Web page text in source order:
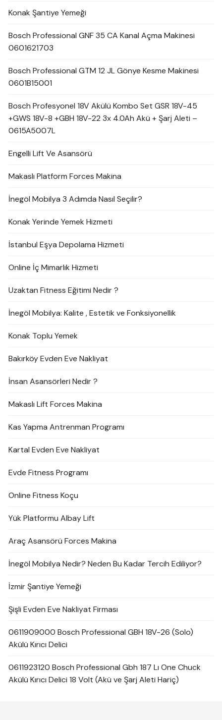
Konak Şantiye Yemeği
Bosch Professional GNF 35 CA Kanal Açma Makinesi
0601621703
Bosch Professional GTM 12 JL Gönye Kesme Makinesi
0601B15001
Bosch Profesyonel 18V Akülü Kombo Set GSR 18V-45
+GWS 18V-8 +GBH 18V-22 3x 4.0Ah Akü + Şarj Aleti –
0615A5007L
Engelli Lift Ve Asansörü
Makaslı Platform Forces Makina
İnegöl Mobilya 3 Adımda Nasıl Seçilir?
Konak Yerinde Yemek Hizmeti
İstanbul Eşya Depolama Hizmeti
Online İç Mimarlık Hizmeti
Uzaktan Fitness Eğitimi Nedir ?
İnegöl Mobilya: Kalite , Estetik ve Fonksiyonellik
Konak Toplu Yemek
Bakırköy Evden Eve Nakliyat
İnsan Asansörleri Nedir ?
Makaslı Lift Forces Makina
Kas Yapma Antrenman Programı
Kartal Evden Eve Nakliyat
Evde Fitness Programı
Online Fitness Koçu
Yük Platformu Albay Lift
Araç Asansörü Forces Makina
İnegöl Mobilya Nedir? Neden Bu Kadar Tercih Ediliyor?
İzmir Şantiye Yemeği
Şişli Evden Eve Nakliyat Firması
0611909000 Bosch Professional GBH 18V-26 (Solo)
Akülü Kırıcı Delici
0611923120 Bosch Professional Gbh 187 Lı One Chuck
Akülü Kırıcı Delici 18 Volt (Akü ve Şarj Aleti Hariç)